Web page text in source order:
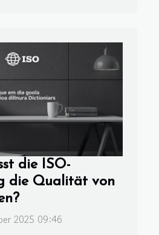
die ISO-
die Qualität von
2025 09:46